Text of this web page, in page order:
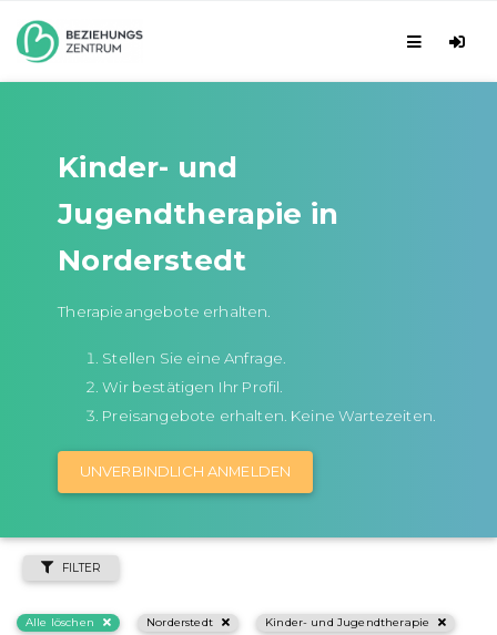
Kinder- und
Jugendtherapie in
Norderstedt
Therapieangebote erhalten.
Stellen Sie eine Anfrage.
Wir bestätigen Ihr Profil.
Preisangebote erhalten. Keine Wartezeiten.
UNVERBINDLICH ANMELDEN
FILTER
Alle löschen Norderstedt Kinder- und Jugendtherapie